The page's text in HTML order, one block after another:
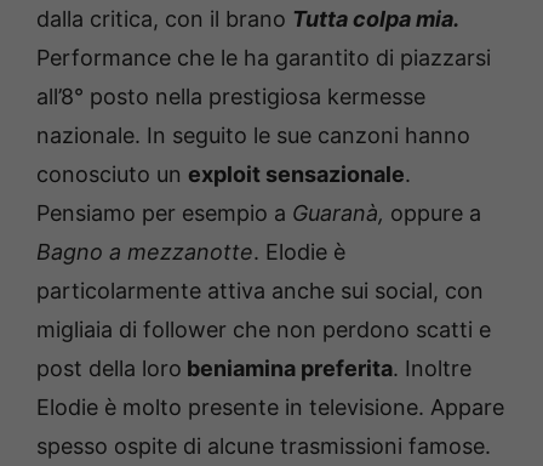
dalla critica, con il brano Tutta colpa mia.
Performance che le ha garantito di piazzarsi
all’8° posto nella prestigiosa kermesse
nazionale. In seguito le sue canzoni hanno
conosciuto un exploit sensazionale.
Pensiamo per esempio a Guaranà, oppure a
Bagno a mezzanotte. Elodie è
particolarmente attiva anche sui social, con
migliaia di follower che non perdono scatti e
post della loro beniamina preferita. Inoltre
Elodie è molto presente in televisione. Appare
spesso ospite di alcune trasmissioni famose.